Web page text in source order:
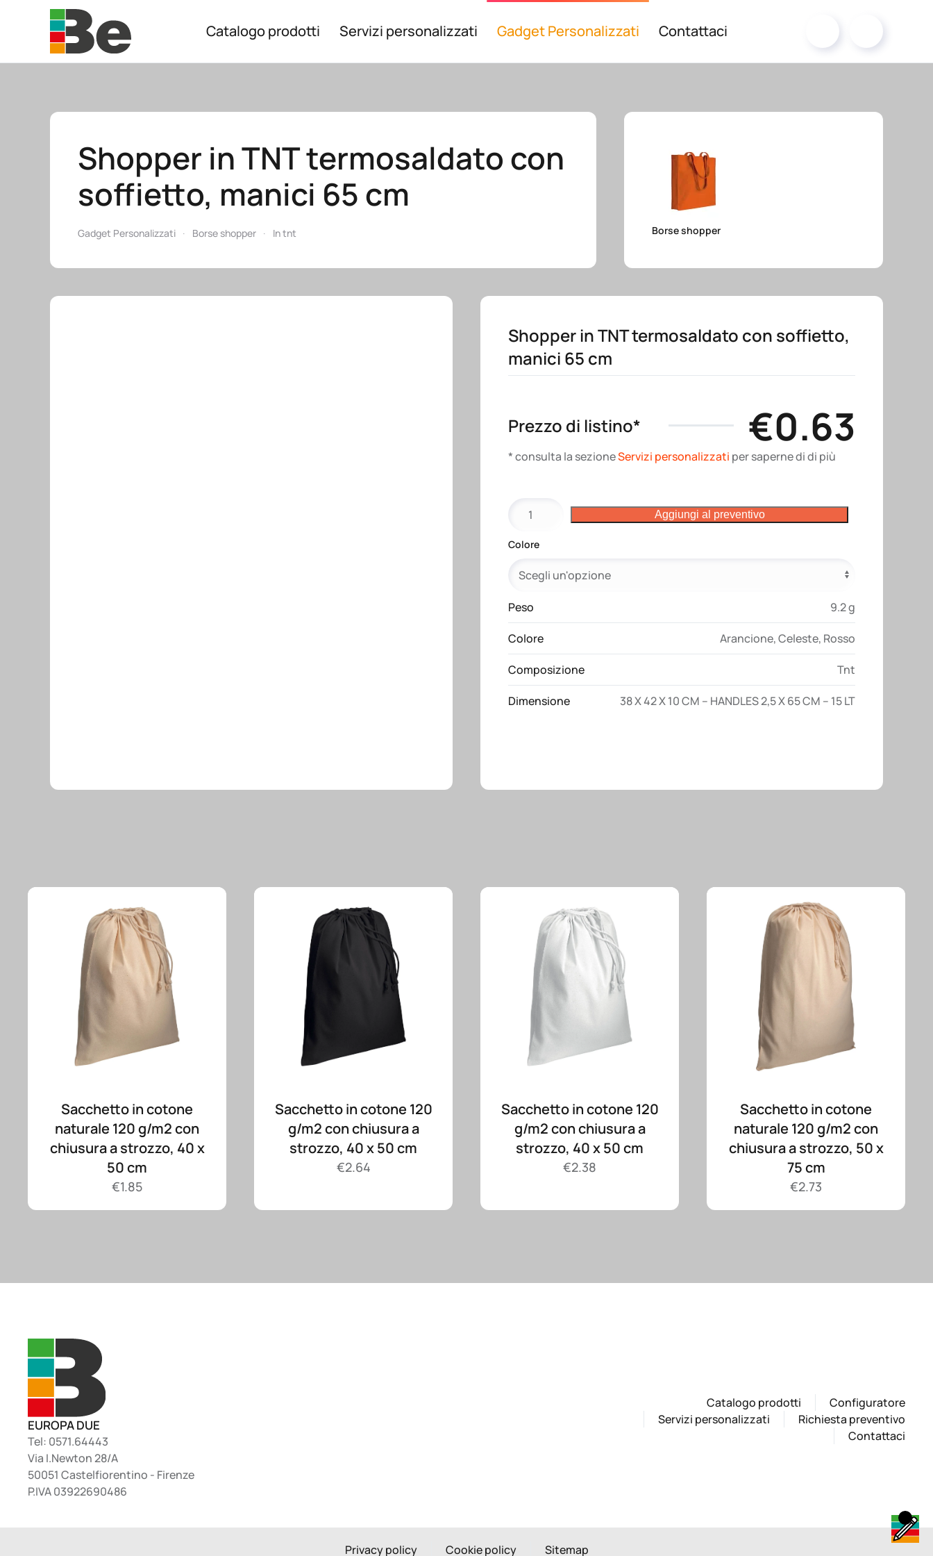
Skip to main content Catalogo prodotti Servizi personalizzati Gadget Personalizzati Contattaci
Shopper in TNT termosaldato con
soffietto, manici 65 cm
Gadget Personalizzati Borse shopper In tnt Borse shopper
Shopper in TNT termosaldato con soffietto,
manici 65 cm
Prezzo di listino* €0.63
* consulta la sezioneServizi personalizzati per saperne di di più
TNT
con
manici
65
cm
quantità
Aggiungi al preventivo
Colore
Peso 9.2 g
Colore Arancione,Celeste, Rosso
Composizione Tnt
Dimensione 38 X 42 X 10 CM – HANDLES 2,5 X 65 CM – 15 LT
Sacchetto in cotone
naturale 120 g/m2 con
chiusura a strozzo, 40 x
50 cm
€1.85
Sacchetto in cotone 120
g/m2 con chiusura a
strozzo, 40 x 50 cm
€2.64
Sacchetto in cotone 120
g/m2 con chiusura a
strozzo, 40 x 50 cm
€2.38
Sacchetto in cotone
naturale 120 g/m2 con
chiusura a strozzo, 50 x
75 cm
€2.73
EUROPA DUE
Tel: 0571.64443
Via I.Newton 28/A
50051 Castelfiorentino - Firenze
P.IVA 03922690486
Catalogo prodotti
Configuratore
Servizi personalizzati
Richiesta preventivo
Contattaci
Privacy policy Cookie policy Sitemap